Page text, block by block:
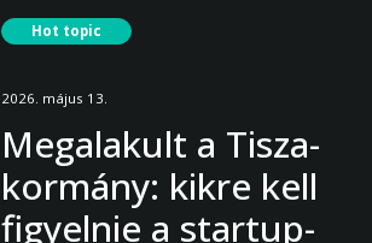
Hot topic
2026. május 13.
Megalakult a Tisza-
kormány: kikre kell
figyelnie a startup-